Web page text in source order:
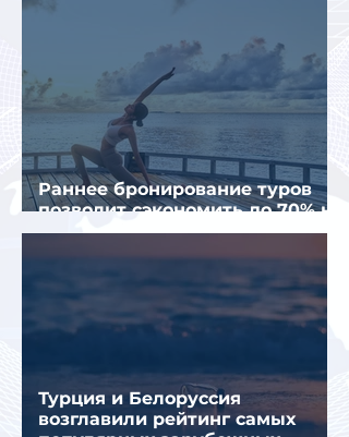
Раннее бронирование туров
позволит сэкономить до 70% на
летнем отдыхе — АТОР
Турция и Белоруссия
возглавили рейтинг самых